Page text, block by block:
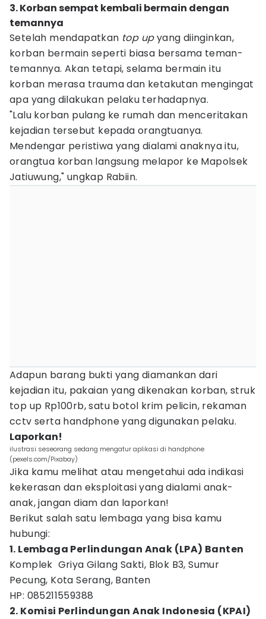
3. Korban sempat kembali bermain dengan
temannya
Setelah mendapatkan top upyang diinginkan,
korban bermain seperti biasa bersama teman-
temannya. Akan tetapi, selama bermain itu
korban merasa trauma dan ketakutan mengingat
apa yang dilakukan pelaku terhadapnya.
"Lalu korban pulang ke rumah dan menceritakan
kejadian tersebut kepada orangtuanya.
Mendengar peristiwa yang dialami anaknya itu,
orangtua korban langsung melapor ke Mapolsek
Jatiuwung," ungkap Rabiin.
Adapun barang bukti yang diamankan dari
kejadian itu, pakaian yang dikenakan korban, struk
top up Rp100rb, satu botol krim pelicin, rekaman
cctv serta handphone yang digunakan pelaku.
Laporkan!
ilustrasi seseorang sedang mengatur aplikasi di handphone
(pexels.com/Pixabay)
Jika kamu melihat atau mengetahui ada indikasi
kekerasan dan eksploitasi yang dialami anak-
anak, jangan diam dan laporkan!
Berikut salah satu lembaga yang bisa kamu
hubungi:
1. Lembaga Perlindungan Anak (LPA) Banten
Komplek Griya Gilang Sakti, Blok B3, Sumur
Pecung, Kota Serang, Banten
HP: 085211559388
2. Komisi Perlindungan Anak Indonesia (KPAI)